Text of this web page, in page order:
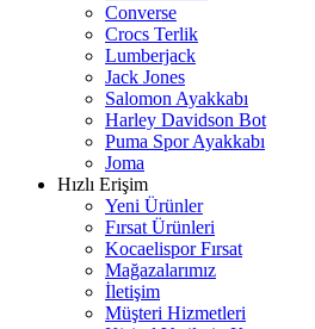
Converse
Crocs Terlik
Lumberjack
Jack Jones
Salomon Ayakkabı
Harley Davidson Bot
Puma Spor Ayakkabı
Joma
Hızlı Erişim
Yeni Ürünler
Fırsat Ürünleri
Kocaelispor Fırsat
Mağazalarımız
İletişim
Müşteri Hizmetleri